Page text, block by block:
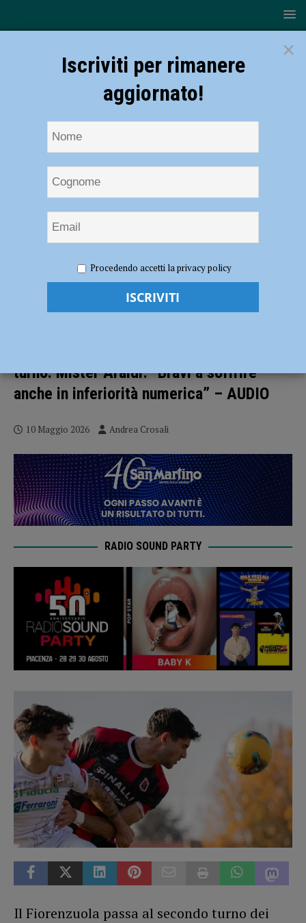
– Terre di Castelli 0-0 dopo i supplementari. I rossoneri passano il
turno. Mister Araldi: “Bravi a soffrire anche in inferiorità numerica” –
turno. Mister Araldi: “Bravi a soffrire
anche in inferiorità numerica” – AUDIO
10 Maggio 2026 Andrea Crosali
RADIO SOUND PARTY
Il Fiorenzuola passa al secondo turno dei
×
Iscriviti per rimanere
aggiornato!
Procedendo accetti la privacy policy